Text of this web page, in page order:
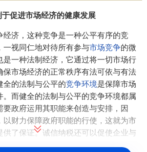
促进市场经济的健康发展
济，这种竞争是一种公平有序的竞
一视同仁地对待所有参与市场竞争的微
是一种法制经济，它通过将一切市场行
保市场经济的正常秩序有法可依与有法
全的法制与公平的竞争环境是保障市场
。而健全的法制与公平的竞争环境都属
要政府运用其职能来创造与安排，因
以财力保障政府职能的行使，这就为市
供了保证。诚信纳税还可以促使企业与